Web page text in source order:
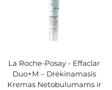
La Roche-Posay - Effaclar
Duo+M – Drėkinamasis
Kremas Netobulumams ir